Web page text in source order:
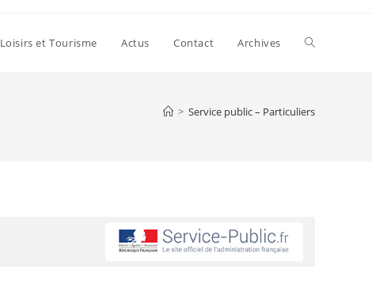
Loisirs et Tourisme Actus Contact Archives
> Service public – Particuliers